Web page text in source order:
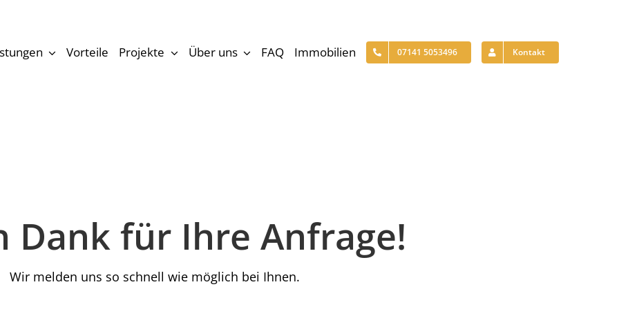
Vorteile Projekte Über uns FAQ Immobilien 07141 5053496 Kontakt
Dank für Ihre Anfrage!
Wir melden uns so schnell wie möglich bei Ihnen.